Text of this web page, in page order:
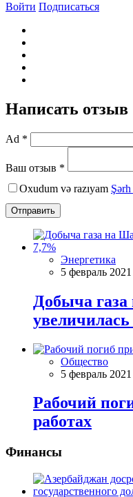
Войти Подписаться
Написать отзыв
Ad *
Ваш отзыв *
Oxudum və razıyam
Отправить
Энергетика
5 февраль 2021
Добыча
Общество
5 февраль
Рабочий
работах
Финансы